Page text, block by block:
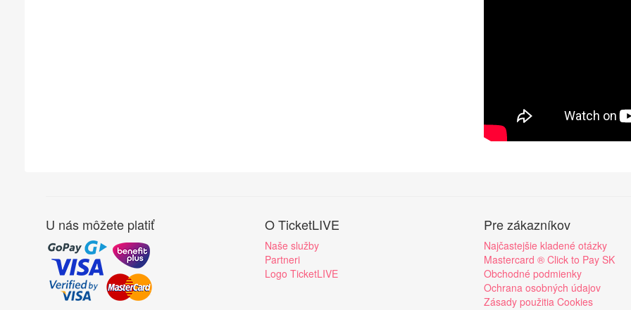
U nás môžete platiť O TicketLIVE
Naše služby
Partneri
Logo TicketLIVE
Pre zákazníkov
Najčastejšie kladené otázky
Mastercard ® Click to Pay SK
Obchodné podmienky
Ochrana osobných údajov
Zásady použitia Cookies